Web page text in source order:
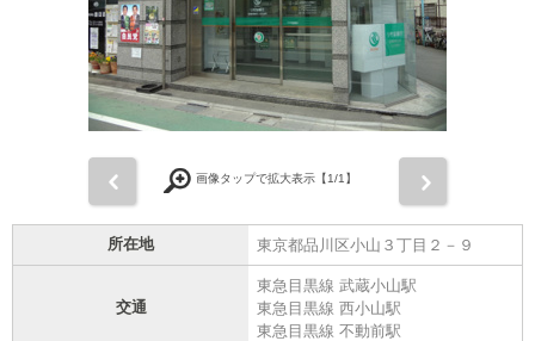
画像タップで拡大表示【1/1】
所在地 東京都品川区小山３丁目２－９
交通
東急目黒線 武蔵小山駅
東急目黒線 西小山駅
東急目黒線 不動前駅